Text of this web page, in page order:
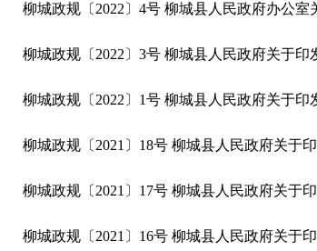
柳城政规〔2022〕4号 柳城县人民政府办公
柳城政规〔2022〕1号 柳城县人民政府关于
柳城政规〔2021〕18号 柳城县人民政府关于
柳城政规〔2021〕17号 柳城县人民政府关于
柳城政规〔2021〕16号 柳城县人民政府关于